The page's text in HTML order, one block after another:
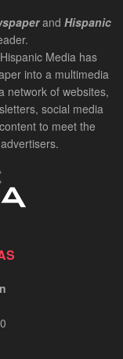
and Hispanic
Media has
into a multimedia
network of websites,
social media
to meet the